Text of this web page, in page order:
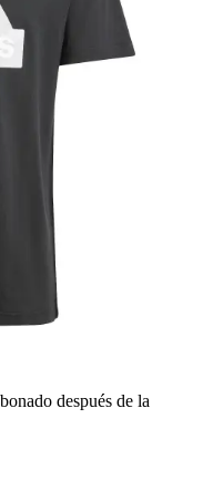
después de la